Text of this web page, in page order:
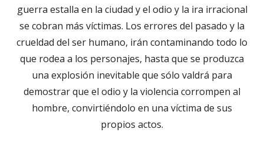
guerra estalla en la ciudad y el odio y la ira irracional
se cobran más víctimas. Los errores del pasado y la
crueldad del ser humano, irán contaminando todo lo
que rodea a los personajes, hasta que se produzca
una explosión inevitable que sólo valdrá para
demostrar que el odio y la violencia corrompen al
hombre, convirtiéndolo en una víctima de sus
propios actos.